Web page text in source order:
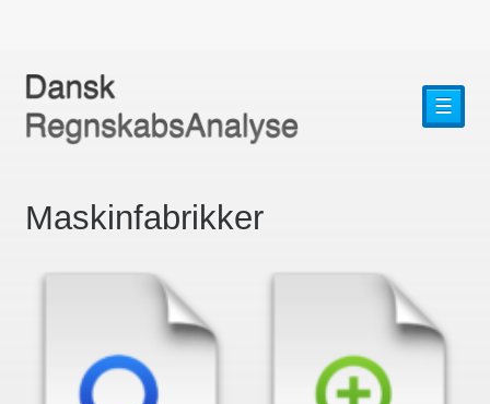
☰
Maskinfabrikker